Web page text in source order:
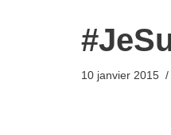
10 janvier 2015